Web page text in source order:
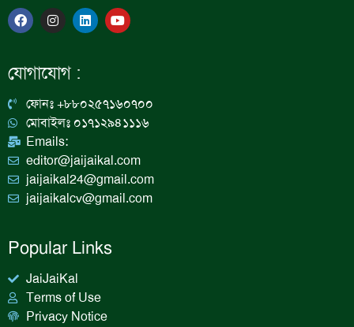
F
a
c
b
o
I
n
s
a
g
a
m
L
i
n
n
Y
o
u
যোগাযোগ :
ফোনঃ +৮৮০২৫৭১৬০৭০০
মোবাইলঃ ০১৭১২৯৪১১১৬
Emails:
editor@jaijaikal.com
jaijaikal24@gmail.com
jaijaikalcv@gmail.com
Popular Links
JaiJaiKal
Terms of Use
Privacy Notice